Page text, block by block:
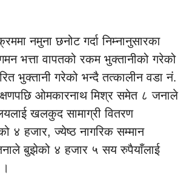
नमुना छनोट गर्दा निम्नानुसारका
भत्ता वापतको रकम भुक्तानीको गरेको
भुक्तानी गरेको भन्दै तत्कालीन वडा नं.
ओमकारनाथ मिश्र समेत ८ जनाले
खलकुद सामाग्री वितरण
४ हजार, ज्येष्ठ नागरिक सम्मान
बुझेको ४ हजार ५ सय रुपैयाँलाई